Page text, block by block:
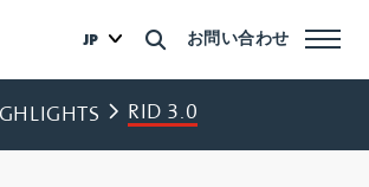
お問い合わせ
JP
RID 3.0